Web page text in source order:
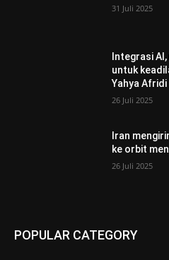
31 Juli 2025
Integrasi
untuk
Yahya Afridi
26 Juli 2025
Iran
ke orbit
26 Juli 2025
POPULAR CATEGORY